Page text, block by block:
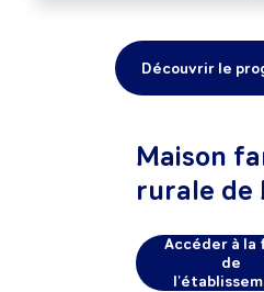
Découvrir le
Maison
rurale de
Accéder à la
de